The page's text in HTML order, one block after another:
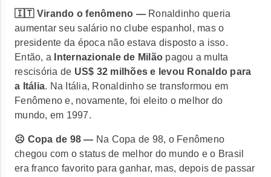
🇮🇹 Virando o fenômeno —Ronaldinho queria
aumentar seu salário no clube espanhol, mas o
presidente da época não estava disposto a isso.
Então, a
Internazionale de Milão pagou a multa
rescisória de US$ 32 milhões e levou Ronaldo para
a Itália. Na Itália, Ronaldinho se transformou em
Fenômeno e, novamente, foi eleito o melhor do
mundo, em 1997.
☹️ Copa de 98 — Na Copa de 98, o Fenômeno
chegou com o status de melhor do mundo e o Brasil
era franco favorito para ganhar, mas, depois de passar